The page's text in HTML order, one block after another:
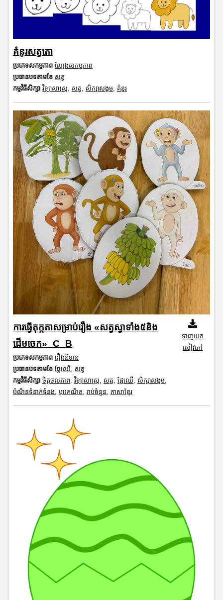
គំនូរសត្វតោ
ប្រភេទសកម្មភាព ល្បែងសកម្មភាព
ប្រធានបទតាមខែ សត្វ
កម្មវិធីសិក្សា វិទ្យាសាស្រ្ត សត្វ សិក្សាសង្គម, គំនូរ
ការធ្វើតុក្កតាសម្រាប់រឿង «សត្វស្វាទាំង៥និង
ដើមចេក»_C_B
ប្រភេទសកម្មភាព រឿងនិទាន
ប្រធានបទតាមខែ ផ្លែឈើ
សត្វ
កម្មវិធីសិក្សា ចិត្តចលភាព វិទ្យាសាស្រ្ត សត្វ ផ្លែឈើ សិក្សាសង្គម,
បំណិនទំនាក់ទំនង បុរេគណិត រាប់ចំនួន ភាសាខ្មែរ
ទាញយក
សៀវភៅ